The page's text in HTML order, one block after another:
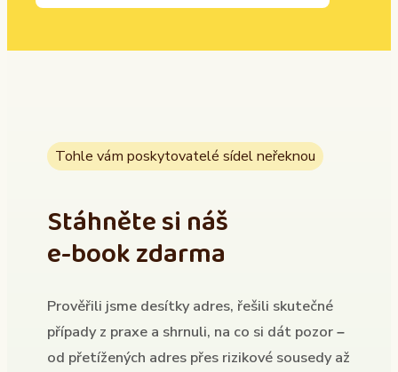
Tohle vám poskytovatelé sídel neřeknou
Stáhněte si náš
e-book zdarma
Prověřili jsme desítky adres, řešili skutečné
případy z praxe a shrnuli, na co si dát pozor –
od přetížených adres přes rizikové sousedy až